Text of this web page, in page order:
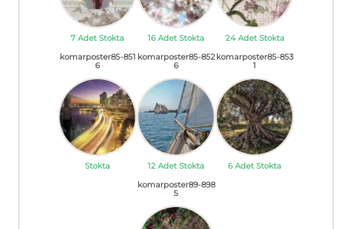
7 Adet Stokta 16 Adet Stokta
24 Adet Stokta
komarposter85-851
6
Stokta
komarposter85-852
6
12 Adet Stokta
komarposter85-853
1
6 Adet Stokta
komarposter89-898
5